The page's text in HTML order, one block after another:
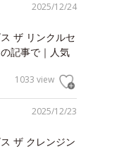
2025/12/24
ザ リンクルセ
記事で｜人気
1033 view
2025/12/23
ザ クレンジン